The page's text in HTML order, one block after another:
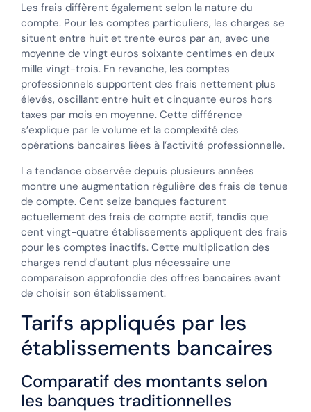
Les frais diffèrent également selon la nature du
compte. Pour les comptes particuliers, les charges se
situent entre huit et trente euros par an, avec une
moyenne de vingt euros soixante centimes en deux
mille vingt-trois. En revanche, les comptes
professionnels supportent des frais nettement plus
élevés, oscillant entre huit et cinquante euros hors
taxes par mois en moyenne. Cette différence
s’explique par le volume et la complexité des
opérations bancaires liées à l’activité professionnelle.
La tendance observée depuis plusieurs années
montre une augmentation régulière des frais de tenue
de compte. Cent seize banques facturent
actuellement des frais de compte actif, tandis que
cent vingt-quatre établissements appliquent des frais
pour les comptes inactifs. Cette multiplication des
charges rend d’autant plus nécessaire une
comparaison approfondie des offres bancaires avant
de choisir son établissement.
Tarifs appliqués par les
établissements bancaires
Comparatif des montants selon
les banques traditionnelles